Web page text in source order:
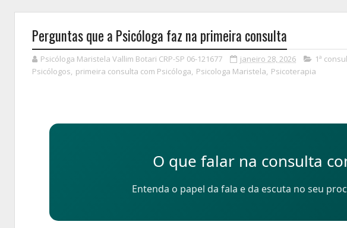
Perguntas que a Psicóloga faz na primeira consulta
Psicóloga Maristela Vallim Botari CRP-SP 06-121677 janeiro 28, 2026 1ª
Psicólogos, primeira consulta com Psicóloga, Psicologa Maristela, Psicoterapia
O que falar na consulta
Entenda o papel da fala e da escuta no seu